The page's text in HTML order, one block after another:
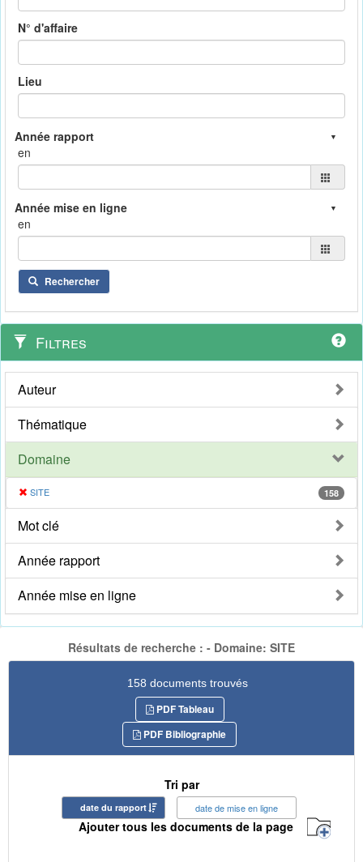
N° d'affaire
Lieu
en
en
Rechercher
Filtres
Auteur
Thématique
Domaine
SITE 158
Mot clé
Année rapport
Année mise en ligne
Résultats de recherche : - Domaine: SITE
158 documents trouvés
PDF Tableau
PDF Bibliographie
Tri par
date du rapport date de mise en ligne
Ajouter tous les documents de la page